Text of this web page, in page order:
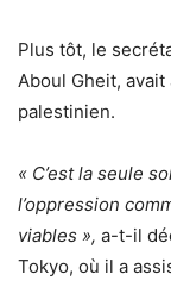
Plus tôt, le
Aboul Gheit,
palestinien.
« C’est la seule
l’oppression
viables », a-t-il
Tokyo, où il a